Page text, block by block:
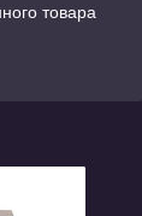
товара